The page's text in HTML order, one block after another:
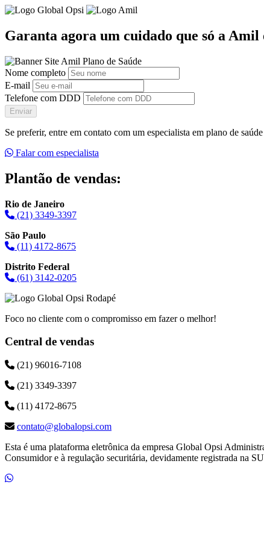
Garanta agora um cuidado que só a Amil
Nome completo
E-mail
Telefone com DDD
Enviar
Se preferir, entre em contato com um especialista em plano de
Falar com especialista
Plantão de vendas:
Rio de Janeiro
(21) 3349-3397
São Paulo
(11) 4172-8675
Distrito Federal
(61) 3142-0205
Foco no cliente com o compromisso em fazer o melhor!
Central de vendas
(21) 96016-7108
(21) 3349-3397
(11) 4172-8675
contato@globalopsi.com
Esta é uma plataforma eletrônica da empresa Global Opsi
Consumidor e à regulação securitária, devidamente registrada na